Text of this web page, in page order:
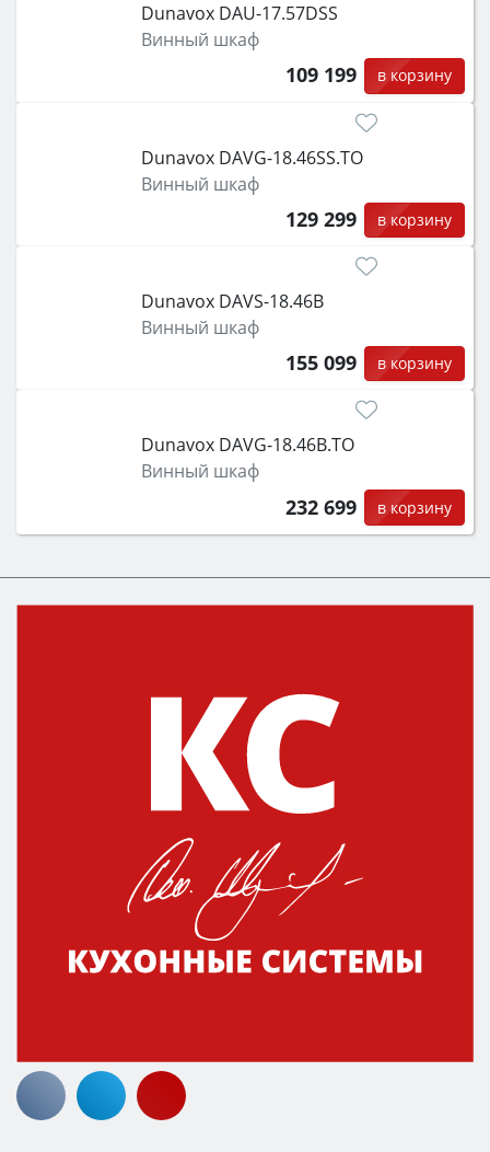
Dunavox DAU-17.57DSS
Винный шкаф
109 199 в корзину
Dunavox DAVG-18.46SS.TO
Винный шкаф
129 299 в корзину
Dunavox DAVS-18.46B
Винный шкаф
155 099 в корзину
Dunavox DAVG-18.46B.TO
Винный шкаф
232 699 в корзину